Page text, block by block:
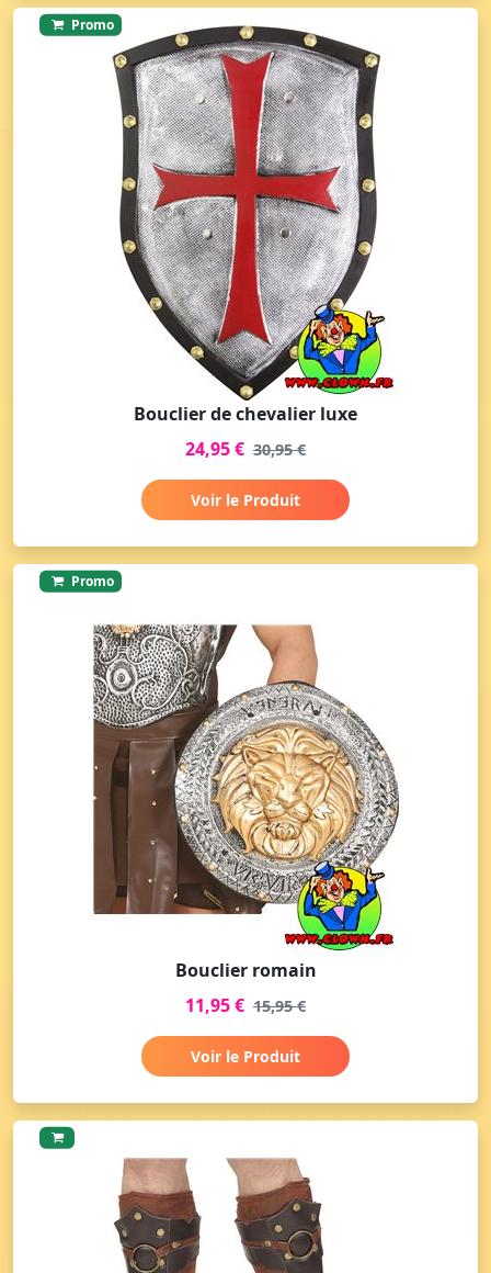
Promo
Bouclier de chevalier luxe
24,95 € 30,95 €
Voir le Produit
Promo
Bouclier romain
11,95 € 15,95 €
Voir le Produit